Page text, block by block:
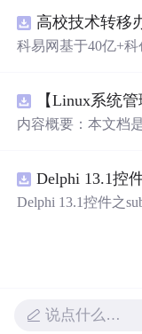
码（boilerplate）消
unsafe_hash/order/
器、以及
rs的序列化/反序列
验增强、以及
议与版本兼容性策略。 m.czqysy.com m.cxs666.com
yy.com btcxxm.com
科易网基于40亿+
新领域的AI+数智
智能化发展。
内容概要：本文档
统管理、网络配置
域。每个命令均提
-3年需提升实操能
Delphi 13.1控件之
说点什么…